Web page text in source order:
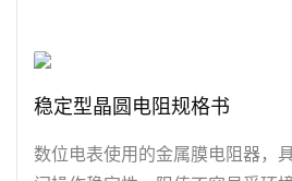
稳定型晶圆电阻规格书
数位电表使用的金属膜电阻器，